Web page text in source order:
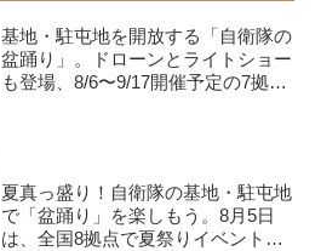
基地・駐屯地を開放する「自衛隊の
盆踊り」。ドローンとライトショー
も登場、8/6〜9/17開催予定の7拠点
夏真っ盛り！自衛隊の基地・駐屯地
で「盆踊り」を楽しもう。8月5日
は、全国8拠点で夏祭りイベントが